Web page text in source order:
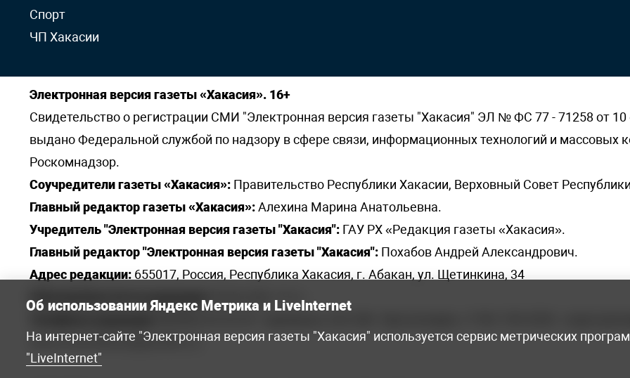
Спорт
ЧП Хакасии
Электронная версия газеты «Хакасия». 16+
Свидетельство о регистрации СМИ "Электронная версия газеты "Хакасия" ЭЛ № ФС 77 - 71258 от 10
выдано Федеральной службой по надзору в сфере связи, информационных технологий и массовых
Роскомнадзор.
Соучредители газеты «Хакасия»: Правительство Республики Хакасии, Верховный Совет
Главный редактор газеты «Хакасия»:Алехина Марина Анатольевна.
Учредитель "Электронная версия газеты "Хакасия": ГАУ РХ «Редакция газеты «Хакасия».
Главный редактор "Электронная версия газеты "Хакасия": Похабов Андрей Александрович.
Адрес редакции: 655017, Россия, Республика Хакасия, г. Абакан, ул. Щетинкина, 34
Электронная почта редакции: khakred@r-19.ru
elena.s.korotkowa@yandex.ru.
Об использовании Яндекс Метрика и LiveInternet
На интернет-сайте "Электронная версия газеты "Хакасия" используется сервис метрических
"LiveInternet"